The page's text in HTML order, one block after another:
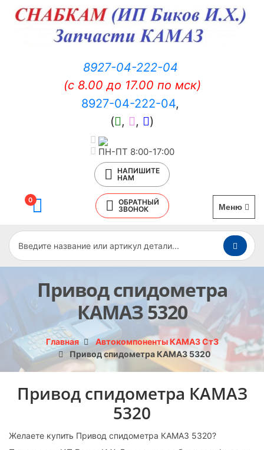
8927-04-222-04
(c 8.00 до 17.00 по мск)
8927-04-222-04,
(
, , )
ПН-ПТ 8:00-17:00
НАПИШИТЕ
НАМ
0
ОБРАТНЫЙ
ЗВОНОК
Меню
Привод спидометра
КАМАЗ 5320
Главная
Автокомпоненты КАМАЗ Ст3
Привод спидометра КАМАЗ 5320
Привод спидометра КАМАЗ
5320
Желаете купить Привод спидометра КАМАЗ 5320?